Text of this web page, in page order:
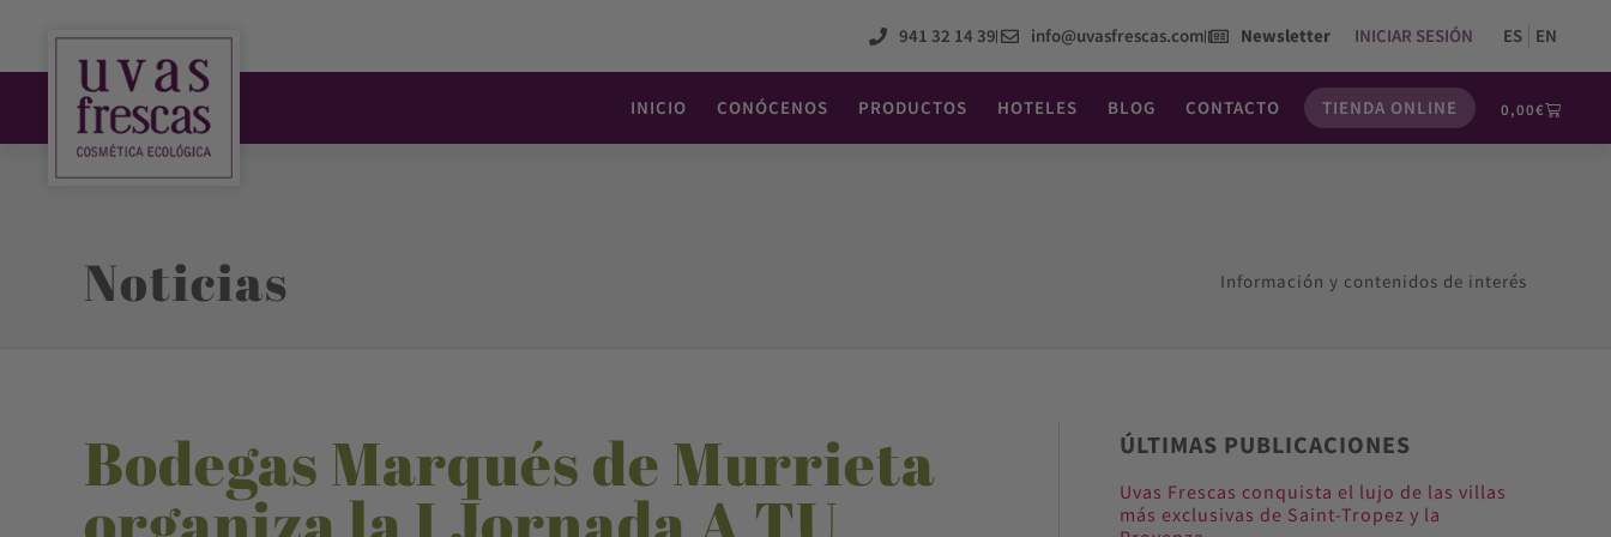
941 32 14 39 info@uvasfrescas.com Newsletter INICIAR SESIÓN ES EN
INICIO CONÓCENOS PRODUCTOS HOTELES BLOG CONTACTO TIENDA ONLINE 0,00€
Noticias Información y contenidos de interés
Bodegas Marqués de Murrieta ÚLTIMAS PUBLICACIONES
Uvas Frescas conquista el lujo de las villas
más exclusivas de Saint-Tropez y la